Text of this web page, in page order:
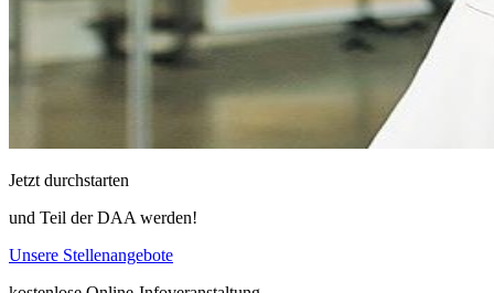
Jetzt durchstarten
und Teil der DAA werden!
Unsere Stellenangebote